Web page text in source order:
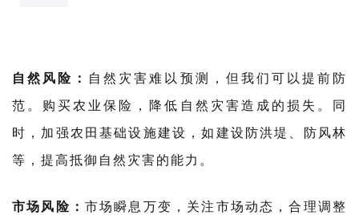
自然风险：
自然灾害难以预测，但我们可以提前防
范。购买农业保险，降低自然灾害造成的损失。同
时，加强农田基础设施建设，如建设防洪堤、防风林
等，提高抵御自然灾害的能力。
市场风险： 市场瞬息万变，关注市场动态，合理调整